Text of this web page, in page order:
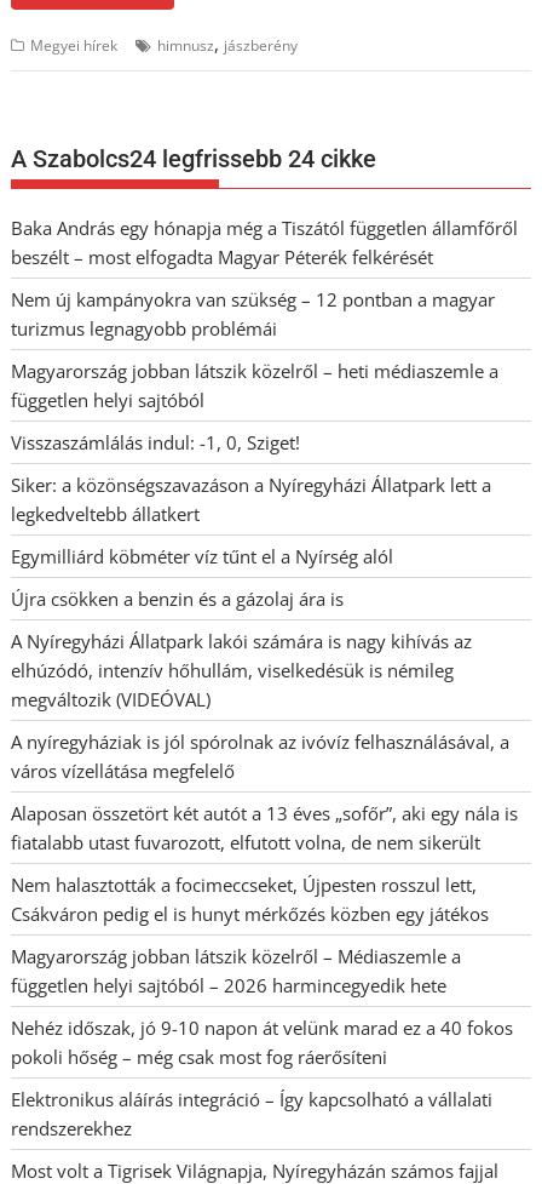
Megyei hírek himnusz, jászberény
A Szabolcs24 legfrissebb 24 cikke
Baka András egy hónapja még a Tiszától független államfőről
beszélt – most elfogadta Magyar Péterék felkérését
Nem új kampányokra van szükség – 12 pontban a magyar
turizmus legnagyobb problémái
Magyarország jobban látszik közelről – heti médiaszemle a
független helyi sajtóból
Visszaszámlálás indul: -1, 0, Sziget!
Siker: a közönségszavazáson a Nyíregyházi Állatpark lett a
legkedveltebb állatkert
Egymilliárd köbméter víz tűnt el a Nyírség alól
Újra csökken a benzin és a gázolaj ára is
A Nyíregyházi Állatpark lakói számára is nagy kihívás az
elhúzódó, intenzív hőhullám, viselkedésük is némileg
megváltozik (VIDEÓVAL)
A nyíregyháziak is jól spórolnak az ivóvíz felhasználásával, a
város vízellátása megfelelő
Alaposan összetört két autót a 13 éves „sofőr”, aki egy nála is
fiatalabb utast fuvarozott, elfutott volna, de nem sikerült
Nem halasztották a focimeccseket, Újpesten rosszul lett,
Csákváron pedig el is hunyt mérkőzés közben egy játékos
Magyarország jobban látszik közelről – Médiaszemle a
független helyi sajtóból – 2026 harmincegyedik hete
Nehéz időszak, jó 9-10 napon át velünk marad ez a 40 fokos
pokoli hőség – még csak most fog ráerősíteni
Elektronikus aláírás integráció – Így kapcsolható a vállalati
rendszerekhez
Most volt a Tigrisek Világnapja, Nyíregyházán számos fajjal